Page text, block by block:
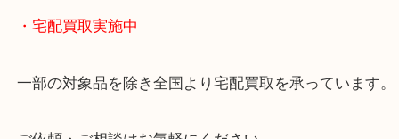
物を整理するケースは年々増えてきています。
当店ではそういったお困りの方からのご依頼も大